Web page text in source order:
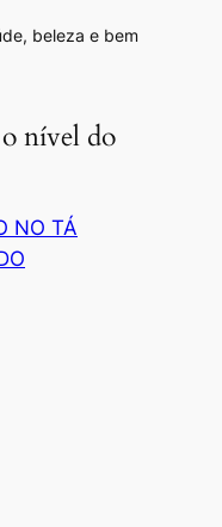
beleza e bem
nível do
NO TÁ